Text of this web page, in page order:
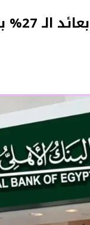
قبل